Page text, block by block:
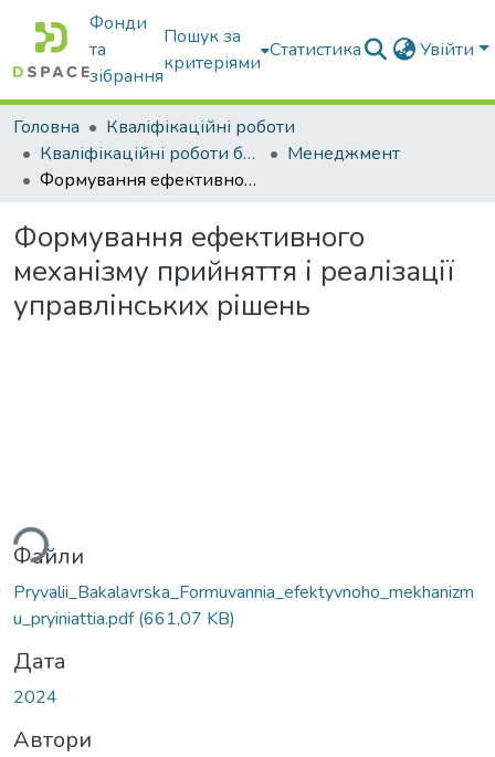
Фонди
та
зібрання
Пошук за
критеріями
Статистика Увійти
Головна
Кваліфікаційні роботи
Кваліфікаційні роботи бакалаврів
Менеджмент
Формування ефективного механізму прийняття і реалізації управлінських рішень
Формування ефективного
механізму прийняття і реалізації
управлінських рішень
Вантажиться...
Файли
Pryvalii_Bakalavrska_Formuvannia_efektyvnoho_mekhanizm
u_pryiniattia.pdf(661,07 KB)
Дата
2024
Автори